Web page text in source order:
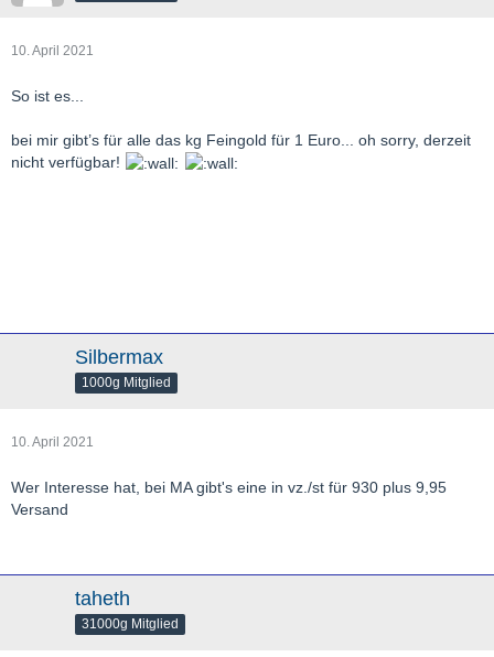
10. April 2021
So ist es...
bei mir gibt’s für alle das kg Feingold für 1 Euro... oh sorry, derzeit
nicht verfügbar!
Silbermax
1000g Mitglied
10. April 2021
Wer Interesse hat, bei MA gibt's eine in vz./st für 930 plus 9,95
Versand
taheth
31000g Mitglied